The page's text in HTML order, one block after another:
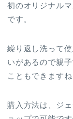
初のオリジナル
です。
繰り返し洗って
いがあるので親
こともできますね
購入方法は、ジ